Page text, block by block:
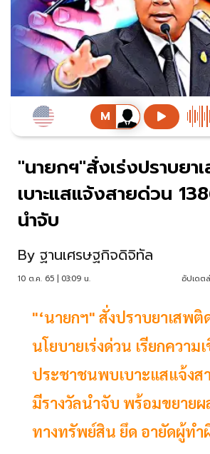
"นายกฯ"สั่งเร่งปราบย
เบาะแสแจ้งสายด่วน
นำจับ
By ฐานเศรษฐกิจดิจิทัล
10 ต.ค. 65 | 03:09 น. อัปเดต
"‘นายกฯ" สั่งปราบยาเสพติ
นโยบายเร่งด่วน เรียกความ
ประชาชนพบเบาะแสแจ้งส
มีรางวัลนำจับ พร้อมขยายผ
ทางทรัพย์สิน ยึด อายัดผู้ทำ